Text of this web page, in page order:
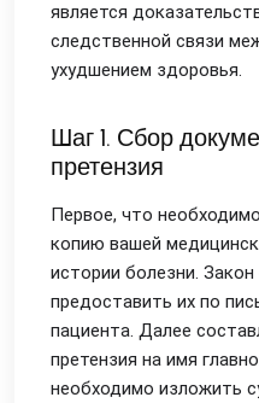
является
следственной связи
ухудшением здоровья.
Шаг 1. Сбор
претензия
Первое, что
копию вашей
истории болезни.
предоставить их по
пациента. Далее
претензия на имя
необходимо изложить